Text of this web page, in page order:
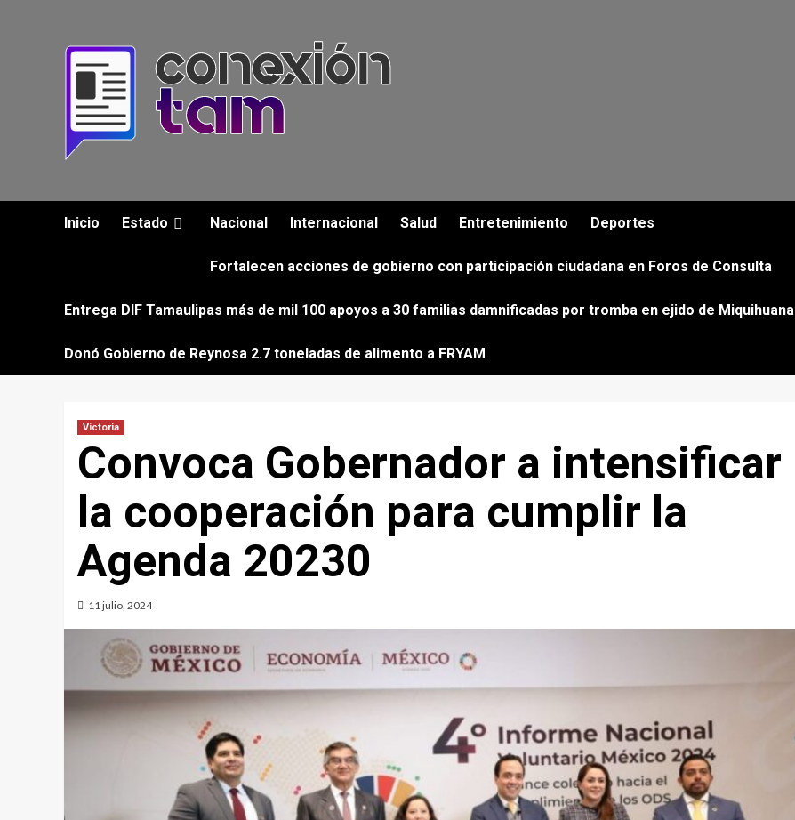
Inicio Estado Nacional Internacional Salud Entretenimiento Deportes
Fortalecen acciones de gobierno con participación ciudadana en Foros de Consulta
Entrega DIF Tamaulipas más de mil 100 apoyos a 30 familias damnificadas por tromba en ejido de Miquihuana
Donó Gobierno de Reynosa 2.7 toneladas de alimento a FRYAM
Victoria
Convoca Gobernador a intensificar
la cooperación para cumplir la
Agenda 20230
11 julio, 2024